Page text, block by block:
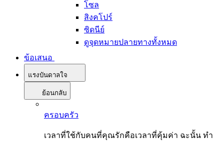
โซล
สิงคโปร์
ซิดนีย์
ดูจุดหมายปลายทางทั้งหมด
ข้อเสนอ
แรงบันดาลใจ
ย้อนกลับ
ครอบครัว
เวลาที่ใช้กับคนที่คุณรักคือเวลาที่คุ้มค่า ฉะนั้น ทำ